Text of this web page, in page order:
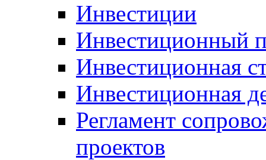
Инвестиции
Инвестиционный
Инвестиционная
Инвестиционная
Регламент
проектов